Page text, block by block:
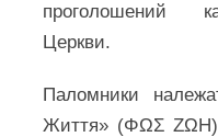
проголошений
Церкви.
Паломники
Життя» (ΦΩΣ ΖΩΗ),